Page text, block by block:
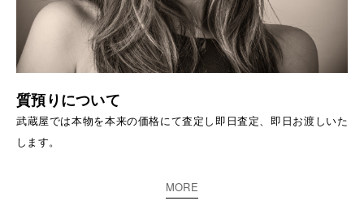
質預りについて
武蔵屋では本物を本来の価格にて査定し即日査定、即日お渡しいた
します。
MORE